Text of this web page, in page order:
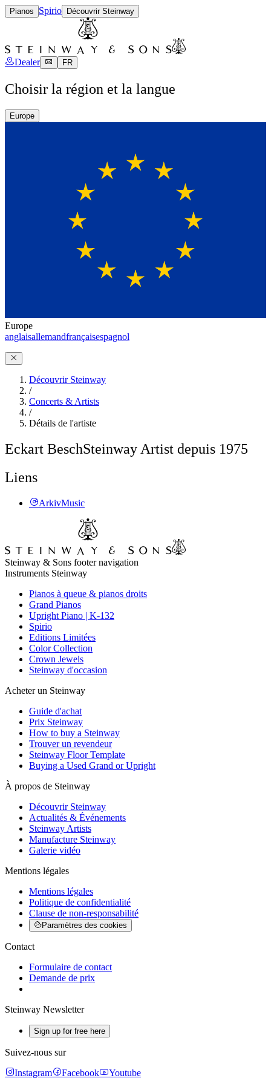
Pianos Spirio Découvrir Steinway
Dealer FR
Choisir la région et la langue
Europe
Europe
anglaisallemandfrançaisespagnol
Découvrir Steinway
/
Concerts & Artists
/
Détails de l'artiste
Eckart BeschSteinway Artist depuis 1975
Liens
ArkivMusic
Steinway & Sons footer navigation
Instruments Steinway
Pianos à queue & pianos droits
Grand Pianos
Upright Piano | K-132
Spirio
Editions Limitées
Color Collection
Crown Jewels
Steinway d'occasion
Acheter un Steinway
Guide d'achat
Prix Steinway
How to buy a Steinway
Trouver un revendeur
Steinway Floor Template
Buying a Used Grand or Upright
À propos de Steinway
Découvrir Steinway
Actualités & Événements
Steinway Artists
Manufacture Steinway
Galerie vidéo
Mentions légales
Mentions légales
Politique de confidentialité
Clause de non-responsabilité
Paramètres des cookies
Contact
Formulaire de contact
Demande de prix
Steinway Newsletter
Sign up for free here
Suivez-nous sur
Instagram
Facebook Youtube